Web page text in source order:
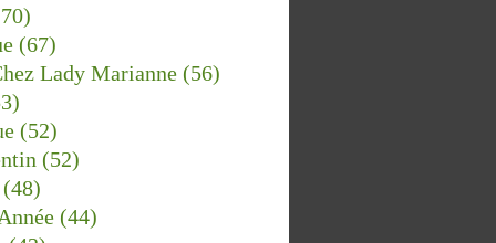
(67)
Lady Marianne (56)
(52)
(52)
(48)
(44)